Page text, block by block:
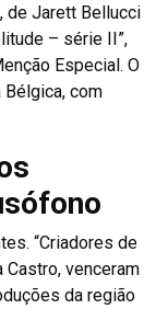
de Jarett Bellucci
– série II”,
Especial. O
com
“Criadores de
Castro, venceram
da região